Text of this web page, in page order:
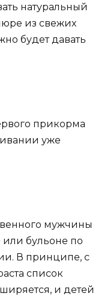
натуральный
из свежих
будет давать
прикорма
уже
мужчины
или бульоне по
В принципе, с
список
и детей